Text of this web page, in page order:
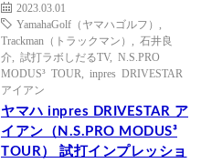
2023.03.01
YamahaGolf（ヤマハゴルフ）
Trackman（トラックマン）
石井良
介
試打ラボしだるTV, N.S.PRO
MODUS³ TOUR
inpres DRIVESTAR
アイアン
ヤマハ inpres DRIVESTAR ア
イアン（N.S.PRO MODUS³
TOUR） 試打インプレッショ